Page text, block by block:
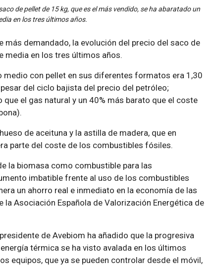
de pellet de 15 kg, que es el más vendido, se ha abaratado un
en los tres últimos años.
más demandado, la evolución del precio del saco de
media en los tres últimos años.
medio con pellet en sus diferentes formatos era 1,30
del ciclo bajista del precio del petróleo;
el gas natural y un 40% más barato que el coste
de aceituna y la astilla de madera, que en
parte del coste de los combustibles fósiles.
la biomasa como combustible para las
imbatible frente al uso de los combustibles
un ahorro real e inmediato en la economía de las
Asociación Española de Valorización Energética de
de Avebiom ha añadido que la progresiva
térmica se ha visto avalada en los últimos
equipos, que ya se pueden controlar desde el móvil,